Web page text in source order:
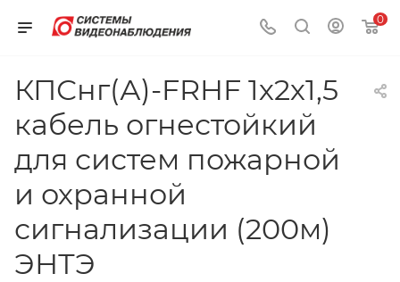
0
КПСнг(А)-FRHF 1х2х1,5
кабель огнестойкий
для систем пожарной
и охранной
сигнализации (200м)
ЭНТЭ